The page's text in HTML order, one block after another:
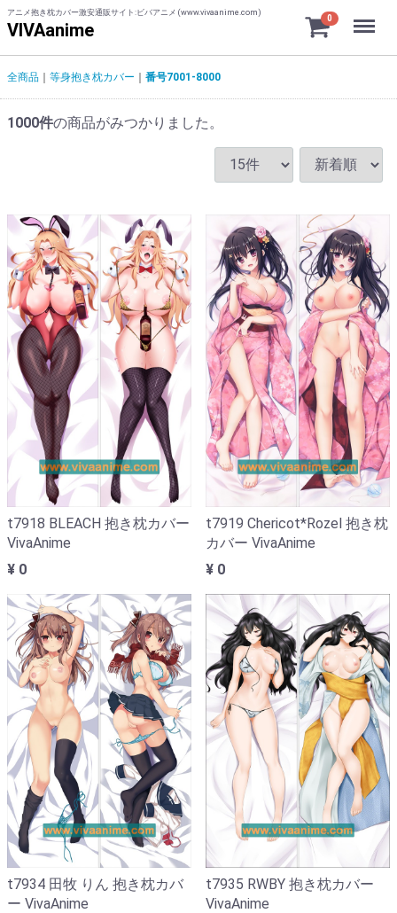
アニメ抱き枕カバー激安通販サイト:ビバアニメ (www.vivaanime.com)
VIVAanime
0 Menu
全商品 等身抱き枕カバー 番号7001-8000
1000件の商品がみつかりました。
t7918 BLEACH 抱き枕カバー
VivaAnime
¥ 0
t7919 Chericot*Rozel 抱き枕
カバー VivaAnime
¥ 0
t7934 田牧 りん 抱き枕カバ
ー VivaAnime
t7935 RWBY 抱き枕カバー
VivaAnime